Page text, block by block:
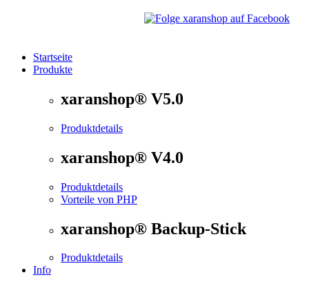
Startseite
Produkte
xaranshop® V5.0
Produktdetails
xaranshop® V4.0
Produktdetails
Vorteile von PHP
xaranshop® Backup-Stick
Produktdetails
Info